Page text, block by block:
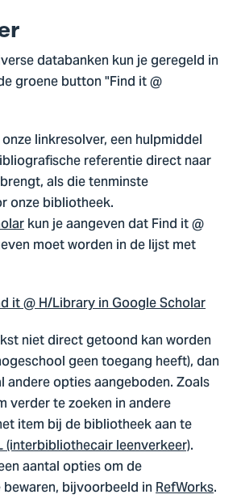
databanken kun je geregeld in
groene button "Find it @
linkresolver, een hulpmiddel
referentie direct naar
als die tenminste
onze bibliotheek.
kun je aangeven dat Find it @
moet worden in de lijst met
it @ H/Library in Google Scholar
niet direct getoond kan worden
geen toegang heeft), dan
andere opties aangeboden. Zoals
verder te zoeken in andere
item bij de bibliotheek aan te
(interbibliothecair leenverkeer).
aantal opties om de
bijvoorbeeld inRefWorks.